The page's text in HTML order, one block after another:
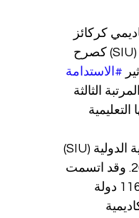
كركائز
(SIU) كصرح
#الاستدامة
في احتلال المرتبة الثالثة
يمثل هذا الإنجاز الإقليمي جزءاً من نجاح عالمي أوسع نطاقاً؛ فقد حلت الجامعة السويسرية الدولية (SIU)
في التصنيفات الرئيسية لمؤسسة تايمز لعام 2026. وقد اتسمت
عملية التقييم بالشمولية والدقة الفائقة، حيث شملت دراسة معمقة لـ 1,646 جامعة تمثل 116 دولة
27% للسمعة الأكاديمية